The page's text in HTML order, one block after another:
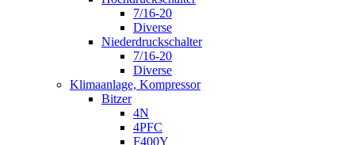
7/16-20
Diverse
Niederdruckschalter
7/16-20
Diverse
Klimaanlage, Kompressor
Bitzer
4N
4PFC
F400Y